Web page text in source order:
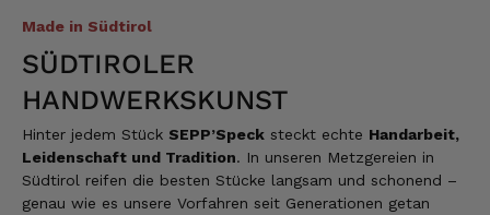
Made in Südtirol
SÜDTIROLER
HANDWERKSKUNST
Hinter jedem Stück SEPP’Speck steckt echte Handarbeit,
Leidenschaft und Tradition. In unseren Metzgereien in
Südtirol reifen die besten Stücke langsam und schonend –
genau wie es unsere Vorfahren seit Generationen getan
Michael
Verifizierter Kunde
Qualitativ sehr gut bis hervorragend, etwas
zu teuer.....
3.8.2026